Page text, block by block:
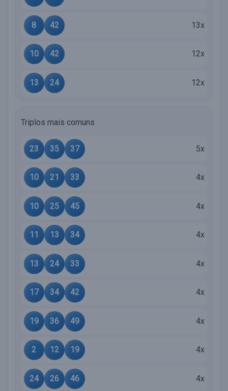
8 42 13x
10 42 12x
13 24 12x
Triplos mais comuns
23 35 37 5x
10 21 33 4x
10 25 45 4x
11 13 34 4x
13 24 33 4x
17 34 42 4x
19 36 49 4x
2 12 19 4x
24 26 46 4x